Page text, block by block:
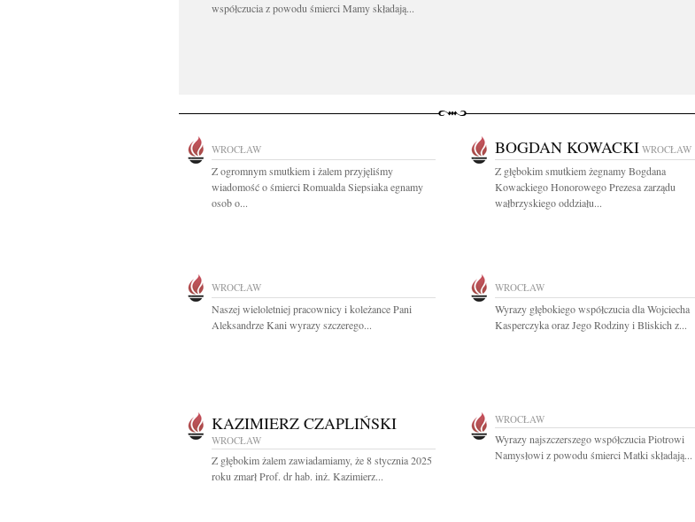
współczucia z powodu śmierci Mamy składają...
WROCŁAW
Z ogromnym smutkiem i żalem przyjęliśmy
wiadomość o śmierci Romualda Siepsiaka egnamy
osob o...
BOGDAN KOWACKI WROCŁAW
Z głębokim smutkiem żegnamy Bogdana
Kowackiego Honorowego Prezesa zarządu
wałbrzyskiego oddziału...
WROCŁAW
Naszej wieloletniej pracownicy i koleżance Pani
Aleksandrze Kani wyrazy szczerego...
WROCŁAW
Wyrazy głębokiego współczucia dla Wojciecha
Kasperczyka oraz Jego Rodziny i Bliskich z...
KAZIMIERZ CZAPLIŃSKI
WROCŁAW
Z głębokim żalem zawiadamiamy, że 8 stycznia 2025
roku zmarł Prof. dr hab. inż. Kazimierz...
WROCŁAW
Wyrazy najszczerszego współczucia Piotrowi
Namysłowi z powodu śmierci Matki składają...